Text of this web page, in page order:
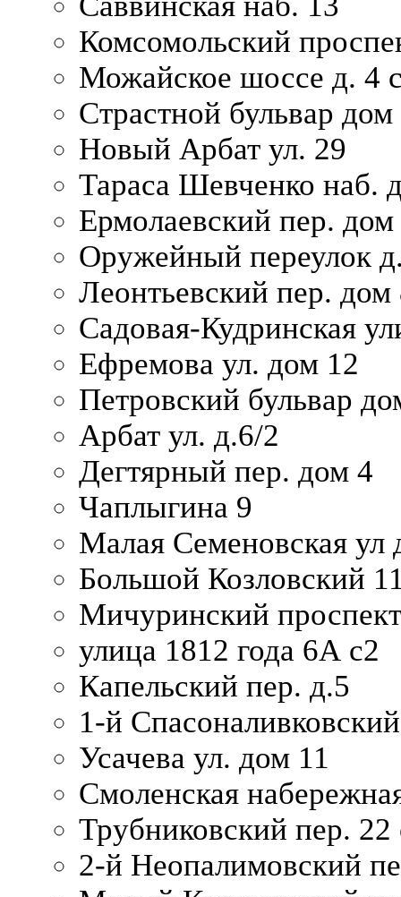
Комсомольский
Можайское шоссе д. 4
Страстной бульвар дом
Новый Арбат ул. 29
Тараса Шевченко наб.
Ермолаевский пер. дом
Оружейный переулок
Леонтьевский пер. дом
Садовая-Кудринская
Ефремова ул. дом 12
Петровский бульвар
Арбат ул. д.6/2
Дегтярный пер. дом 4
Чаплыгина 9
Малая Семеновская ул
Большой Козловский
Мичуринский
улица 1812 года 6А с2
Капельский пер. д.5
1-й
Усачева ул. дом 11
Смоленская
Трубниковский пер. 22
2-й Неопалимовский